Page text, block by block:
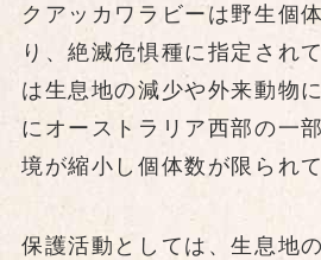
クアッカワラビーは野生個
り、絶滅危惧種に指定され
は生息地の減少や外来動物
にオーストラリア西部の一
境が縮小し個体数が限られ
保護活動としては、生息地